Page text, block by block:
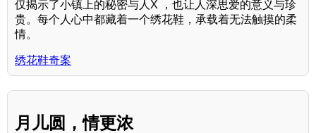
仅揭示了小镇上的秘密与人X ，也让人深思爱的意义与珍
贵。每个人心中都藏着一个绣花鞋，承载着无法触摸的柔
情。
绣花鞋奇案
月儿圆，情更浓